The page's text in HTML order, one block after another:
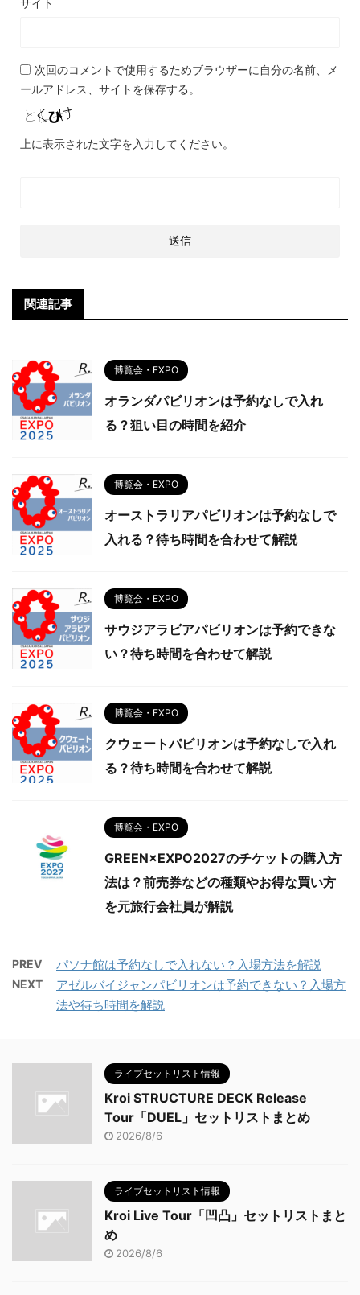
次回のコメントで使用するためブラウザーに自分の名前、メ
ールアドレス、サイトを保存する。
上に表示された文字を入力してください。
関連記事
博覧会・EXPO
オランダパビリオンは予約なしで入れ
る？狙い目の時間を紹介
博覧会・EXPO
オーストラリアパビリオンは予約なしで
入れる？待ち時間を合わせて解説
博覧会・EXPO
サウジアラビアパビリオンは予約できな
い？待ち時間を合わせて解説
博覧会・EXPO
クウェートパビリオンは予約なしで入れ
る？待ち時間を合わせて解説
博覧会・EXPO
GREEN×EXPO2027のチケットの購入方
法は？前売券などの種類やお得な買い方
を元旅行会社員が解説
PREV パソナ館は予約なしで入れない？入場方法を解説
NEXT
アゼルバイジャンパビリオンは予約できない？入場方
法や待ち時間を解説
ライブセットリスト情報
Kroi STRUCTURE DECK Release
Tour「DUEL」セットリストまとめ
2026/8/6
ライブセットリスト情報
Kroi Live Tour「凹凸」セットリストまと
め
2026/8/6